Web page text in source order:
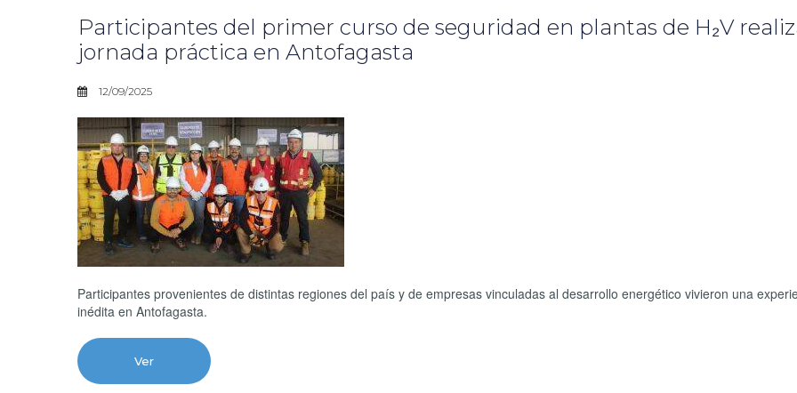
Participantes del primer curso de seguridad en plantas de H₂V
jornada práctica en Antofagasta
12/09/2025
Participantes provenientes de distintas regiones del país y de empresas vinculadas al desarrollo energético vivieron una
inédita en Antofagasta.
Ver